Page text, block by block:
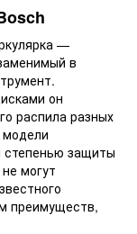
—
в
он
распила разных
степенью защиты
могут
преимуществ,